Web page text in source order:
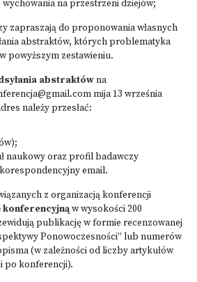
na przestrzeni dziejów;
zapraszają do proponowania własnych
abstraktów, których problematyka
powyższym zestawieniu.
abstraktówna
mija 13 września
należy przesłać:
naukowy oraz profil badawczy
email.
z organizacją konferencji
konferencyjnąw wysokości 200
publikację w formie recenzowanej
Ponowoczesności” lub numerów
(w zależności od liczby artykułów
po konferencji).